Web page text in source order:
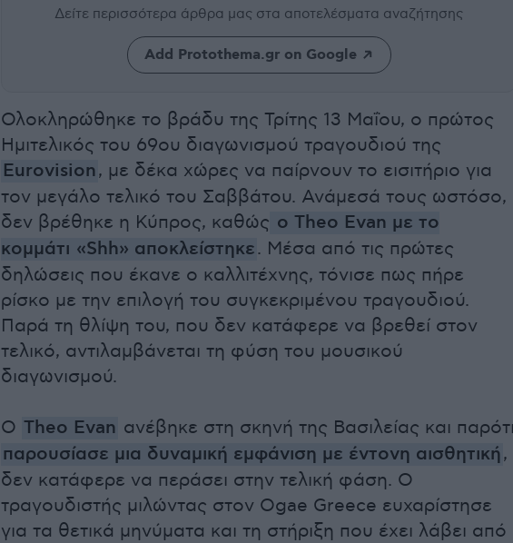
Δείτε περισσότερα άρθρα μας στα αποτελέσματα αναζήτησης
Add Protothema.gr on Google
Ολοκληρώθηκε το βράδυ της Τρίτης 13 Μαΐου, ο πρώτος
Ημιτελικός του 69ου διαγωνισμού τραγουδιού της
Eurovision, με δέκα χώρες να παίρνουν το εισιτήριο για
τον μεγάλο τελικό του Σαββάτου. Ανάμεσά τους ωστόσο,
δεν βρέθηκε η Κύπρος, καθώς ο Theo Evan με το
κομμάτι «Shh» αποκλείστηκε. Μέσα από τις πρώτες
δηλώσεις που έκανε ο καλλιτέχνης, τόνισε πως πήρε
ρίσκο με την επιλογή του συγκεκριμένου τραγουδιού.
Παρά τη θλίψη του, που δεν κατάφερε να βρεθεί στον
τελικό, αντιλαμβάνεται τη φύση του μουσικού
διαγωνισμού.
Ο Theo Evan ανέβηκε στη σκηνή της Βασιλείας και
παρουσίασε μια δυναμική εμφάνιση με έντονη αισθητική,
δεν κατάφερε να περάσει στην τελική φάση. Ο
τραγουδιστής μιλώντας στον Ogae Greece ευχαρίστησε
για τα θετικά μηνύματα και τη στήριξη που έχει λάβει από